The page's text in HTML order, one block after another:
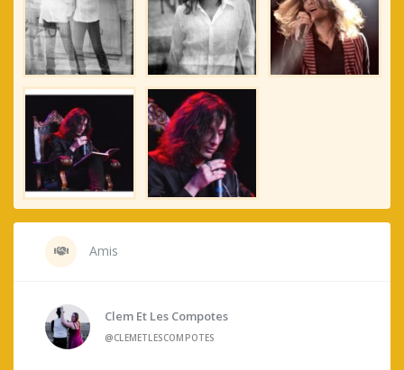
Amis
Clem Et Les Compotes
@CLEMETLESCOMPOTES